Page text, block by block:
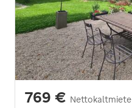
769 € Nettokaltmiete